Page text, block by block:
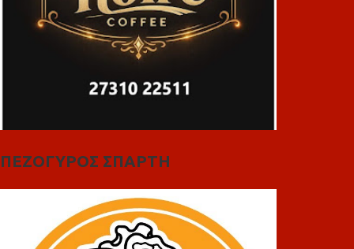
ΠΕΖΟΓΥΡΟΣ ΣΠΑΡΤΗ